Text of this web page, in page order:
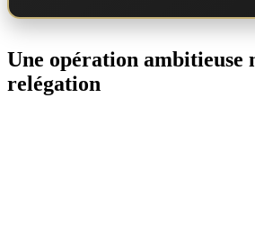
Une opération ambitieuse
relégation